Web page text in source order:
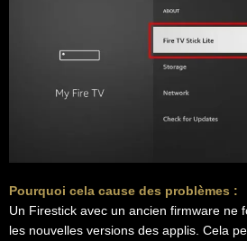
Pourquoi cela cause des problèmes :
Un Firestick avec un ancien firmware ne
les nouvelles versions des applis. Cela